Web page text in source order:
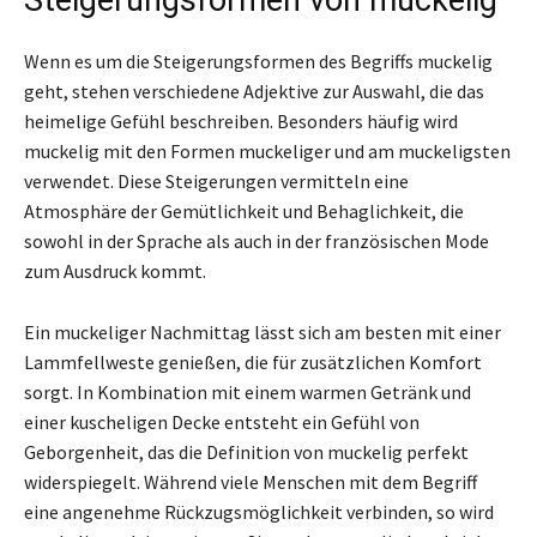
Wenn es um die Steigerungsformen des Begriffs muckelig
geht, stehen verschiedene Adjektive zur Auswahl, die das
heimelige Gefühl beschreiben. Besonders häufig wird
muckelig mit den Formen muckeliger und am muckeligsten
verwendet. Diese Steigerungen vermitteln eine
Atmosphäre der Gemütlichkeit und Behaglichkeit, die
sowohl in der Sprache als auch in der französischen Mode
zum Ausdruck kommt.
Ein muckeliger Nachmittag lässt sich am besten mit einer
Lammfellweste genießen, die für zusätzlichen Komfort
sorgt. In Kombination mit einem warmen Getränk und
einer kuscheligen Decke entsteht ein Gefühl von
Geborgenheit, das die Definition von muckelig perfekt
widerspiegelt. Während viele Menschen mit dem Begriff
eine angenehme Rückzugsmöglichkeit verbinden, so wird